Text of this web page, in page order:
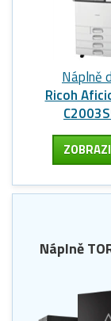
Náplně
Ricoh
Náplně